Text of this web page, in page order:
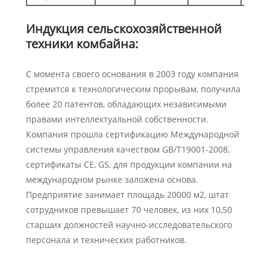
Индукция сельскохозяйственной
техники комбайна:
С момента своего основания в 2003 году компания
стремится к технологическим прорывам, получила
более 20 патентов, обладающих независимыми
правами интеллектуальной собственности.
Компания прошла сертификацию Международной
системы управления качеством GB/T19001-2008,
сертификаты CE, GS, для продукции компании на
международном рынке заложена основа.
Предприятие занимает площадь 20000 м2, штат
сотрудников превышает 70 человек, из них 10,50
старших должностей научно-исследовательского
персонала и технических работников.